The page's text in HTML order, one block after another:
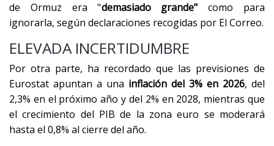
de Ormuz era "demasiado grande" como para
ignorarla, según declaraciones recogidas por El Correo.
ELEVADA INCERTIDUMBRE
Por otra parte, ha recordado que las previsiones de
Eurostat apuntan a una inflación del 3% en 2026, del
2,3% en el próximo año y del 2% en 2028, mientras que
el crecimiento del PIB de la zona euro se moderará
hasta el 0,8% al cierre del año.